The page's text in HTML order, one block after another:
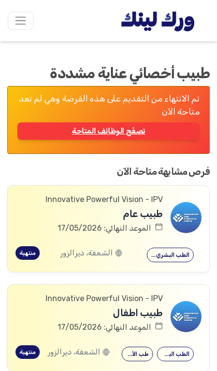
طبيب أخصائي عناية مشددة
تم الانتهاء من التقديم على هذه الفرصة وهي لم تعد
متاحة الآن
تصفّح الوظائف المتاحة
فرص مشابهة متاحة الآن
Innovative Powerful Vision - IPV
طبيب عام
الموعد النهائي: 17/05/2026
الطب البشري… الشعفة، ديرالزور منتهية
Innovative Powerful Vision - IPV
طبيب اطفال
الموعد النهائي: 17/05/2026
طب الأطفال الطب البشري… الشعفة، ديرالزور منتهية